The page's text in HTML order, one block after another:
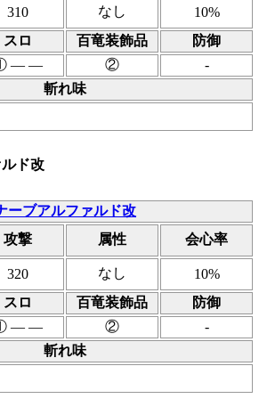
310 なし
10%
スロ 百竜装飾品
防御
― ― ②
-
斬れ味
ド改
ーブアルファルド改
攻撃
属性 会心率
320 なし
10%
スロ 百竜装飾品
防御
― ― ②
-
斬れ味